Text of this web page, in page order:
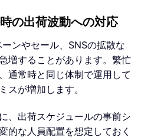
の出荷波動への対応
ンやセール、SNSの拡散な
増することがあります。繁忙
通常時と同じ体制で運用して
スが増加します。
、出荷スケジュールの事前シ
的な人員配置を想定しておく